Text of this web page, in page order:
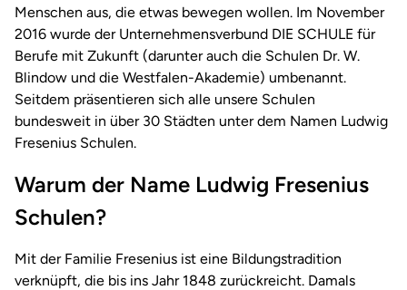
Menschen aus, die etwas bewegen wollen. Im November
2016 wurde der Unternehmensverbund DIE SCHULE für
Berufe mit Zukunft (darunter auch die Schulen Dr. W.
Blindow und die Westfalen-Akademie) umbenannt.
Seitdem präsentieren sich alle unsere Schulen
bundesweit in über 30 Städten unter dem Namen Ludwig
Fresenius Schulen.
Warum der Name Ludwig Fresenius
Schulen?
Mit der Familie Fresenius ist eine Bildungstradition
verknüpft, die bis ins Jahr 1848 zurückreicht. Damals